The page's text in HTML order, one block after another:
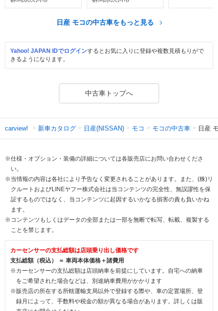
日産 モコの中古車をもっと見る
Yahoo! JAPAN IDでログインするとお気に入りに登録や複数見積もりがで
きるようになります。
中古車トップへ
carview! 新車カタログ 日産(NISSAN) モコ モコの中古車 日産
※仕様・オプション・装備の詳細については各販売店にお問い合わせくださ
い。
※当情報の内容は各社により予告なく変更されることがあります。また、(株)リ
クルートおよびLINEヤフー株式会社は当コンテンツの完全性、無誤謬性を保
証するものではなく、当コンテンツに起因するいかなる損害の責も負いかね
ます。
※コンテンツもしくはデータの全部または一部を無断で転写、転載、複製する
ことを禁じます。
カーセンサーの支払総額は店頭乗り出し価格です
支払総額（税込） ＝ 車両本体価格＋諸費用
※カーセンサーの支払総額は店頭納車を前提にしています。自宅への納車
をご希望された場合などは、別途納車費用がかかります
※販売店の所在する所轄運輸支局以外で登録する際や、車の定置場所、登
録月によって、手数料や税金の額が異なる場合があります。詳しくは販